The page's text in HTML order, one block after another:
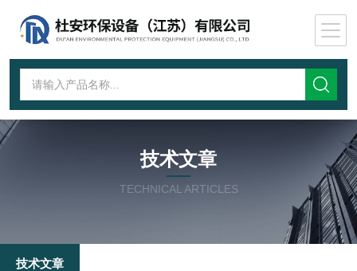
技术文章
TECHNICAL ARTICLES
技术文章